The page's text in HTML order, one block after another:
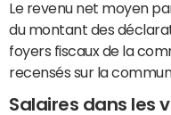
Le revenu net moyen
du montant des
foyers fiscaux de la
recensés sur la
Salaires dans les